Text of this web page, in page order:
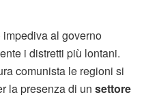
al governo
i distretti più lontani.
comunista le regioni si
la presenza di un settore